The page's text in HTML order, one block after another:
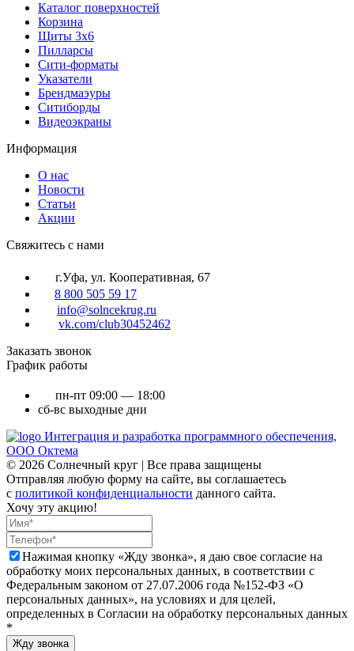
Каталог поверхностей
Корзина
Щиты 3х6
Пилларсы
Сити-форматы
Указатели
Брендмаэуры
Ситиборды
Видеоэкраны
Информация
О нас
Новости
Статьи
Акции
Cвяжитесь с нами
г.Уфа, ул. Кооперативная, 67
8 800 505 59 17
info@solncekrug.ru
vk.com/club30452462
Заказать звонок
График работы
пн-пт 09:00 — 18:00
сб-вс выходные дни
Интеграция и разработка программного обеспечения,
ООО Октема
© 2026 Солнечный круг | Все права защищены
Отправляя любую форму на сайте, вы соглашаетесь
с политикой конфиденциальности данного сайта.
Хочу эту акцию!
Нажимая кнопку «Жду звонка», я даю свое согласие на
обработку моих персональных данных, в соответствии с
Федеральным законом от 27.07.2006 года №152-ФЗ «О
персональных данных», на условиях и для целей,
определенных в Согласии на обработку персональных данных
*
Жду звонка